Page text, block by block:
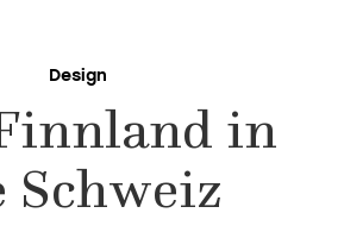
Design
in
Schweiz